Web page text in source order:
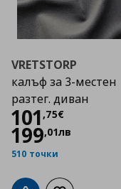
VRETSTORP
калъф за 3-местен
разтег. диван
101 ,75€
Цена
199,01лв
510 точки